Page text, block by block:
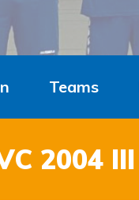
Teams
2004 III